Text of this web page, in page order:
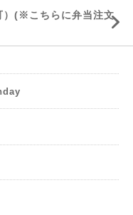
）(※こちらに弁当注文